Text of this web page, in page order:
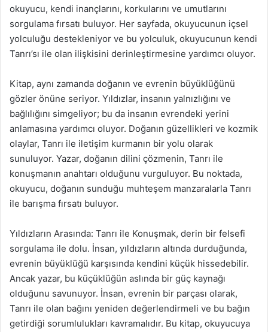
okuyucu, kendi inançlarını, korkularını ve umutlarını
sorgulama fırsatı buluyor. Her sayfada, okuyucunun içsel
yolculuğu destekleniyor ve bu yolculuk, okuyucunun kendi
Tanrı’sı ile olan ilişkisini derinleştirmesine yardımcı oluyor.
Kitap, aynı zamanda doğanın ve evrenin büyüklüğünü
gözler önüne seriyor. Yıldızlar, insanın yalnızlığını ve
bağlılığını simgeliyor; bu da insanın evrendeki yerini
anlamasına yardımcı oluyor. Doğanın güzellikleri ve kozmik
olaylar, Tanrı ile iletişim kurmanın bir yolu olarak
sunuluyor. Yazar, doğanın dilini çözmenin, Tanrı ile
konuşmanın anahtarı olduğunu vurguluyor. Bu noktada,
okuyucu, doğanın sunduğu muhteşem manzaralarla Tanrı
ile barışma fırsatı buluyor.
Yıldızların Arasında: Tanrı ile Konuşmak, derin bir felsefi
sorgulama ile dolu. İnsan, yıldızların altında durduğunda,
evrenin büyüklüğü karşısında kendini küçük hissedebilir.
Ancak yazar, bu küçüklüğün aslında bir güç kaynağı
olduğunu savunuyor. İnsan, evrenin bir parçası olarak,
Tanrı ile olan bağını yeniden değerlendirmeli ve bu bağın
getirdiği sorumlulukları kavramalıdır. Bu kitap, okuyucuya